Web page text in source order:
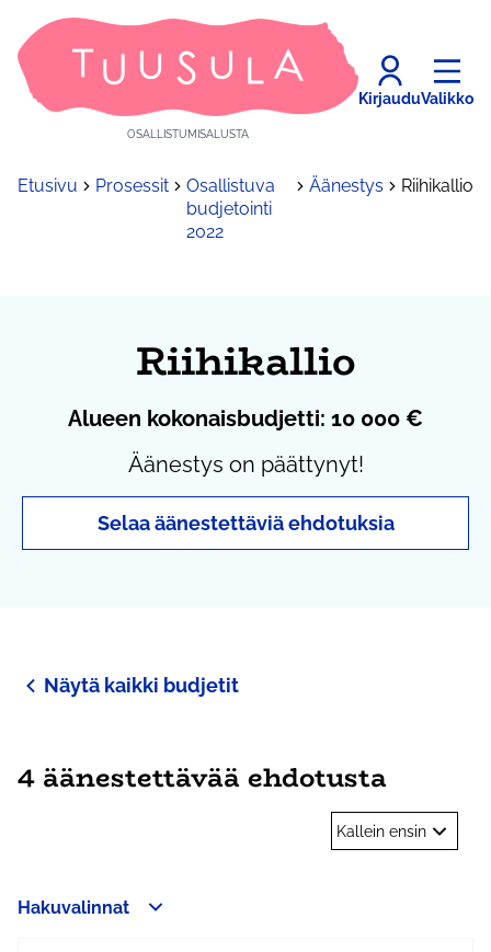
OSALLISTUMISALUSTA
KirjauduValikko
Etusivu Prosessit
Osallistuva
budjetointi
2022
Äänestys Riihikallio
Riihikallio
Alueen kokonaisbudjetti: 10 000 €
Äänestys on päättynyt!
Selaa äänestettäviä ehdotuksia
Näytä kaikki budjetit
4 äänestettävää ehdotusta
Kallein ensin
Hakuvalinnat